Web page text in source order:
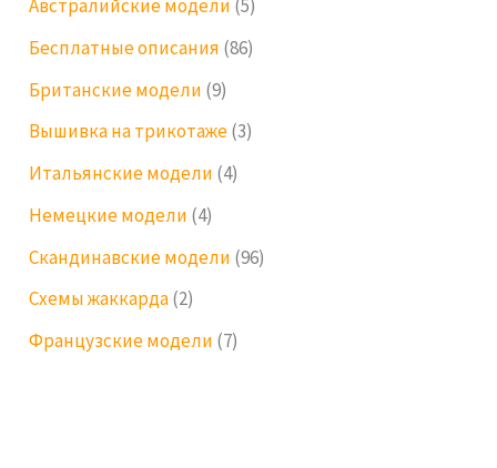
Австралийские модели (5)
Бесплатные описания (86)
Британские модели (9)
Вышивка на трикотаже(3)
Итальянские модели (4)
Немецкие модели (4)
Скандинавские модели (96)
Схемы жаккарда(2)
Французские модели (7)